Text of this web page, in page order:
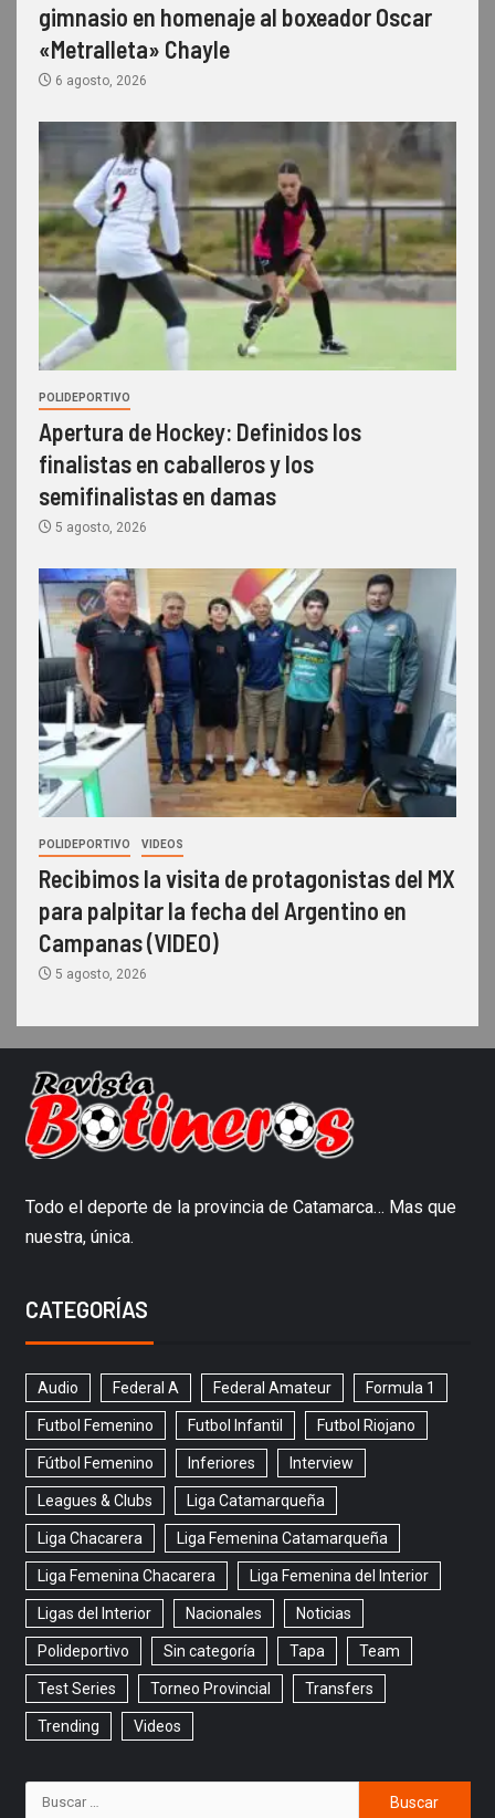
gimnasio en homenaje al boxeador Oscar
«Metralleta» Chayle
6 agosto, 2026
POLIDEPORTIVO
Apertura de Hockey: Definidos los
finalistas en caballeros y los
semifinalistas en damas
5 agosto, 2026
POLIDEPORTIVO VIDEOS
Recibimos la visita de protagonistas del MX
para palpitar la fecha del Argentino en
Campanas (VIDEO)
5 agosto, 2026
Todo el deporte de la provincia de Catamarca… Mas que
nuestra, única.
CATEGORÍAS
Audio Federal A Federal Amateur Formula 1
Futbol Femenino Futbol Infantil Futbol Riojano
Fútbol Femenino Inferiores Interview
Leagues & Clubs Liga Catamarqueña
Liga Chacarera Liga Femenina Catamarqueña
Liga Femenina Chacarera Liga Femenina del Interior
Ligas del Interior Nacionales Noticias
Polideportivo Sin categoría Tapa Team
Test Series Torneo Provincial Transfers
Trending Videos